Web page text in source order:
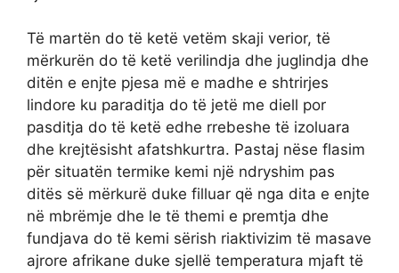
Të martën do të ketë vetëm skaji verior, të
mërkurën do të ketë verilindja dhe juglindja dhe
ditën e enjte pjesa më e madhe e shtrirjes
lindore ku paraditja do të jetë me diell por
pasditja do të ketë edhe rrebeshe të izoluara
dhe krejtësisht afatshkurtra. Pastaj nëse flasim
për situatën termike kemi një ndryshim pas
ditës së mërkurë duke filluar që nga dita e enjte
në mbrëmje dhe le të themi e premtja dhe
fundjava do të kemi sërish riaktivizim të masave
ajrore afrikane duke sjellë temperatura mjaft të